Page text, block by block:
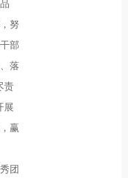
努
部
落
责
展
赢
团